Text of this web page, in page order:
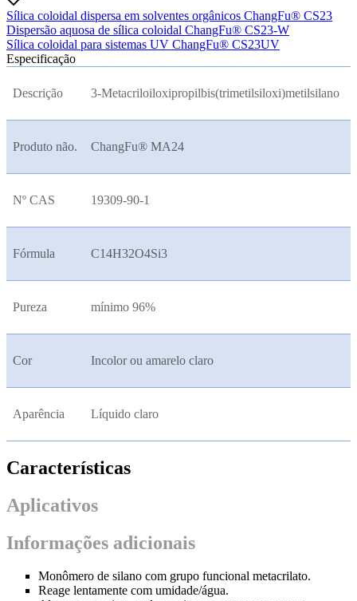
Sílica coloidal dispersa em solventes orgânicos ChangFu® CS23
Dispersão aquosa de sílica coloidal ChangFu® CS23-W
Sílica coloidal para sistemas UV ChangFu® CS23UV
Especificação
Descrição 3-Metacriloiloxipropilbis(trimetilsiloxi)metilsilano
Produto não. ChangFu® MA24
Nº CAS 19309-90-1
Fórmula C14H32O4Si3
Pureza mínimo 96%
Cor Incolor ou amarelo claro
Aparência Líquido claro
Características
Aplicativos
Informações adicionais
Monômero de silano com grupo funcional metacrilato.
Reage lentamente com umidade/água.